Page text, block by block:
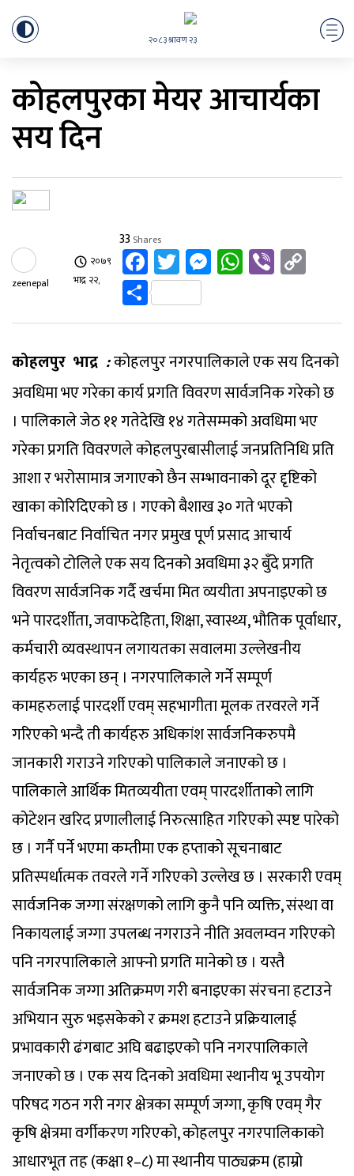
२०८३ श्रावण २३
कोहलपुरका मेयर आचार्यका
सय दिन
zeenepal
२०७९
भाद्र २२,
33 Shares
Facebook
Twitter
Messenger
WhatsApp
Viber
Share
कोहलपुर भाद्र :कोहलपुर नगरपालिकाले एक सय दिनको
अवधिमा भए गरेका कार्य प्रगति विवरण सार्वजनिक गरेको छ
। पालिकाले जेठ ११ गतेदेखि १४ गतेसम्मको अवधिमा भए
गरेका प्रगति विवरणले कोहलपुरबासीलाई जनप्रतिनिधि प्रति
आशा र भरोसामात्र जगाएको छैन सम्भावनाको दूर दृृष्टिको
खाका कोरिदिएको छ । गएको बैशाख ३० गते भएको
निर्वाचनबाट निर्वाचित नगर प्रमुख पूर्ण प्रसाद आचार्य
नेतृत्वको टोलिले एक सय दिनको अवधिमा ३२ बुँदे प्रगति
विवरण सार्वजनिक गर्दै खर्चमा मित व्ययीता अपनाइएको छ
भने पारदर्शीता, जवाफदेहिता, शिक्षा, स्वास्थ्य, भौतिक पूर्वाधार,
कर्मचारी व्यवस्थापन लगायतका सवालमा उल्लेखनीय
कार्यहरु भएका छन् । नगरपालिकाले गर्ने सम्पूर्ण
कामहरुलाई पारदर्शी एवम् सहभागीता मूलक तरवरले गर्ने
गरिएको भन्दै ती कार्यहरु अधिकांश सार्वजनिकरुपमै
जानकारी गराउने गरिएको पालिकाले जनाएको छ ।
पालिकाले आर्थिक मितव्ययीता एवम् पारदर्शीताको लागि
कोटेशन खरिद प्रणालीलाई निरुत्साहित गरिएको स्पष्ट पारेको
छ । गर्नै पर्ने भएमा कम्तीमा एक हप्ताको सूचनाबाट
प्रतिस्पर्धात्मक तवरले गर्ने गरिएको उल्लेख छ । सरकारी एवम्
सार्वजनिक जग्गा संरक्षणको लागि कुनै पनि व्यक्ति, संस्था वा
निकायलाई जग्गा उपलब्ध नगराउने नीति अवलम्वन गरिएको
पनि नगरपालिकाले आफ्नो प्रगति मानेको छ । यस्तै
सार्वजनिक जग्गा अतिक्रमण गरी बनाइएका संरचना हटाउने
अभियान सुरु भइसकेको र क्रमश हटाउने प्रक्रियालाई
प्रभावकारी ढंगबाट अघि बढाइएको पनि नगरपालिकाले
जनाएको छ । एक सय दिनको अवधिमा स्थानीय भू उपयोग
परिषद गठन गरी नगर क्षेत्रका सम्पूर्ण जग्गा, कृषि एवम् गैर
कृषि क्षेत्रमा वर्गीकरण गरिएको, कोहलपुर नगरपालिकाको
आधारभूत तह (कक्षा १–८) मा स्थानीय पाठ्यक्रम (हाम्रो